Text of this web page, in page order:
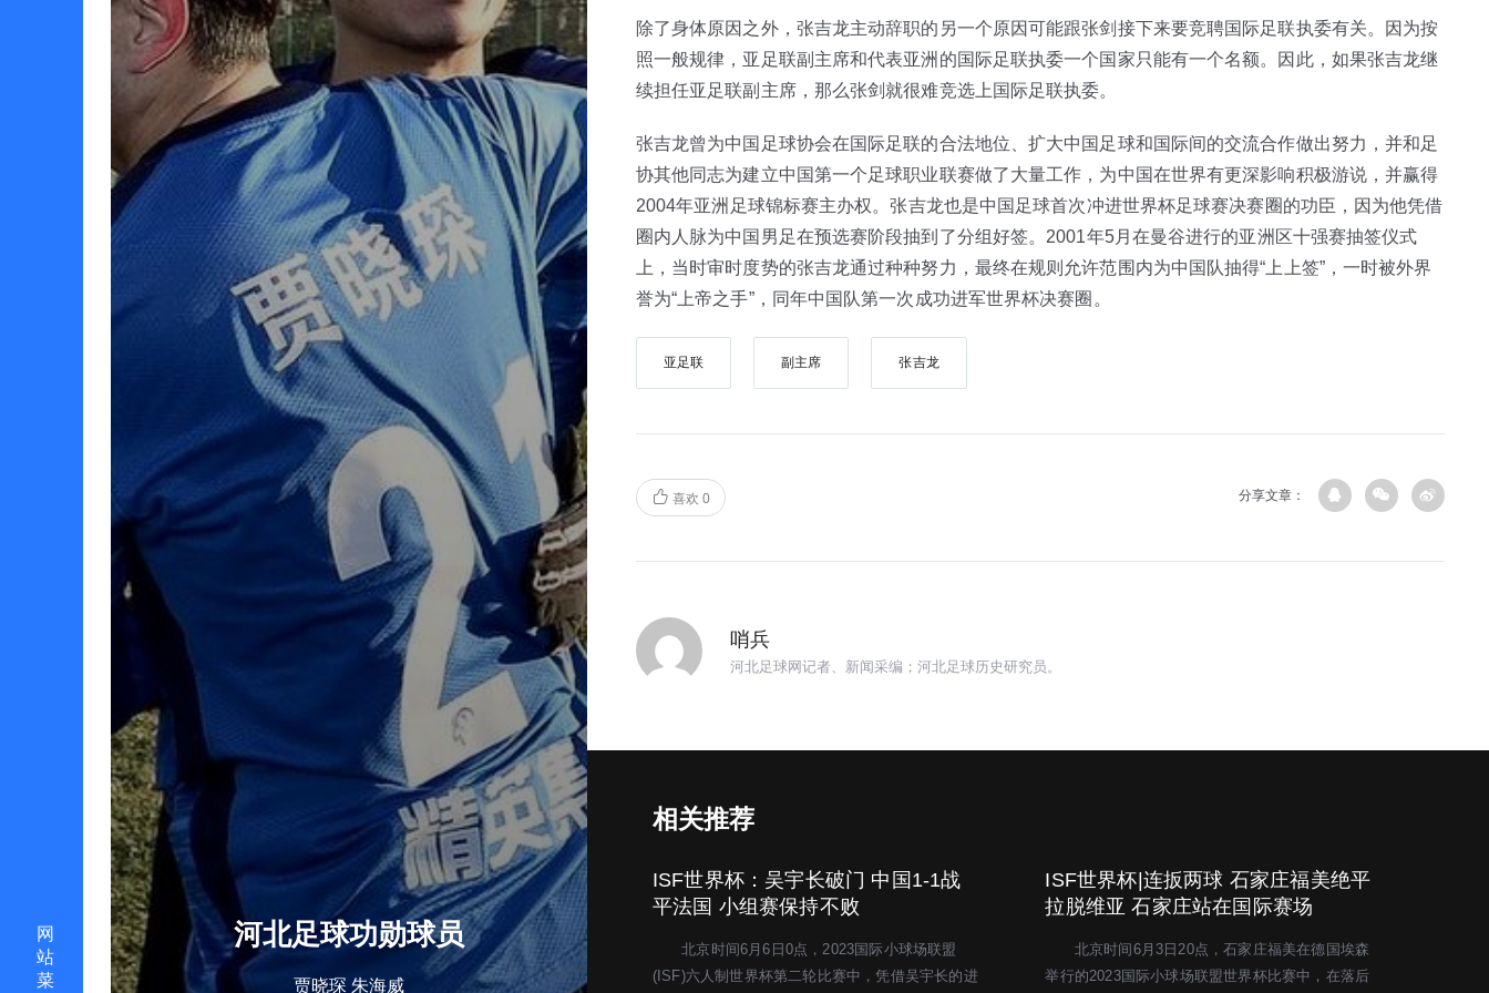
网
站
菜
河北足球功勋球员
贾晓琛 朱海威
除了身体原因之外，张吉龙主动辞职的另一个原因可能跟张剑接下来要竞聘国际足联执委有关。因为按
照一般规律，亚足联副主席和代表亚洲的国际足联执委一个国家只能有一个名额。因此，如果张吉龙继
续担任亚足联副主席，那么张剑就很难竞选上国际足联执委。
张吉龙曾为中国足球协会在国际足联的合法地位、扩大中国足球和国际间的交流合作做出努力，并和足
协其他同志为建立中国第一个足球职业联赛做了大量工作，为中国在世界有更深影响积极游说，并赢得
2004年亚洲足球锦标赛主办权。张吉龙也是中国足球首次冲进世界杯足球赛决赛圈的功臣，因为他凭借
圈内人脉为中国男足在预选赛阶段抽到了分组好签。2001年5月在曼谷进行的亚洲区十强赛抽签仪式
上，当时审时度势的张吉龙通过种种努力，最终在规则允许范围内为中国队抽得“上上签”，一时被外界
誉为“上帝之手”，同年中国队第一次成功进军世界杯决赛圈。
亚足联 副主席 张吉龙
喜欢0 分享文章：
哨兵
河北足球网记者、新闻采编；河北足球历史研究员。
相关推荐
ISF世界杯：吴宇长破门 中国1-1战
平法国 小组赛保持不败
北京时间6月6日0点，2023国际小球场联盟
(ISF)六人制世界杯第二轮比赛中，凭借吴宇长的进
ISF世界杯|连扳两球 石家庄福美绝平
拉脱维亚 石家庄站在国际赛场
北京时间6月3日20点，石家庄福美在德国埃森
举行的2023国际小球场联盟世界杯比赛中，在落后